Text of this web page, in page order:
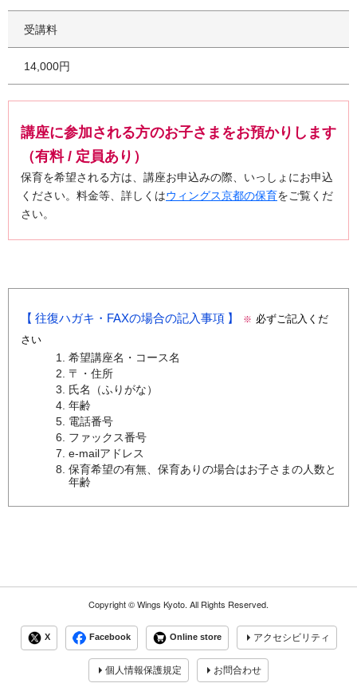
受講料
14,000円
講座に参加される方のお子さまをお預かりします
（有料 / 定員あり）
保育を希望される方は、講座お申込みの際、いっしょにお申込
ください。料金等、詳しくはウィングス京都の保育をご覧くだ
さい。
往復ハガキ・FAXの場合の記入事項 ※ 必ずご記入くだ
さい
希望講座名・コース名
〒・住所
氏名（ふりがな）
年齢
電話番号
ファックス番号
e-mailアドレス
保育希望の有無、保育ありの場合はお子さまの人数と
年齢
Copyright ©Wings Kyoto. All Rights Reserved.
X Facebook Online store アクセシビリティ
個人情報保護規定 お問合わせ